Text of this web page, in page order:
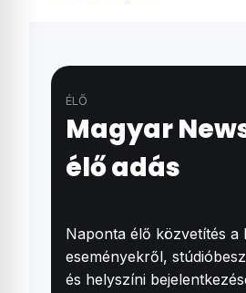
ÉLŐ
Magyar
élő adás
Naponta élő közvetítés a
eseményekről,
és helyszíni